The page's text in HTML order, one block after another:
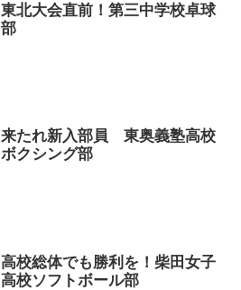
東北大会直前！第三中学校卓球
部
来たれ新入部員 東奥義塾高校
ボクシング部
高校総体でも勝利を！柴田女子
高校ソフトボール部